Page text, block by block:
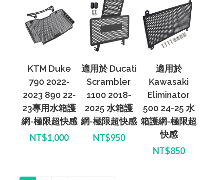
KTM Duke
790 2022-
2023 890 22-
23專用水箱護
網-極限超快感
NT$1,000
適用於 Ducati
Scrambler
1100 2018-
2025 水箱護
網-極限超快感
NT$950
適用於
Kawasaki
Eliminator
500 24-25 水
箱護網-極限超
快感
NT$850